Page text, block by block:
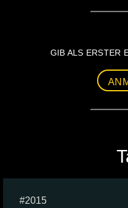
GIB ALS ERSTER
2015